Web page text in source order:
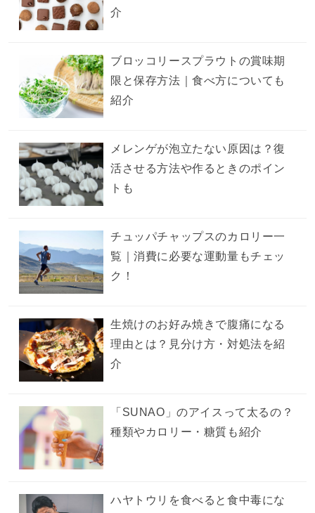
介
ブロッコリースプラウトの賞味期
限と保存方法｜食べ方についても
紹介
メレンゲが泡立たない原因は？復
活させる方法や作るときのポイン
トも
チュッパチャップスのカロリー一
覧｜消費に必要な運動量もチェッ
ク！
生焼けのお好み焼きで腹痛になる
理由とは？見分け方・対処法を紹
介
「SUNAO」のアイスって太るの？
種類やカロリー・糖質も紹介
ハヤトウリを食べると食中毒にな